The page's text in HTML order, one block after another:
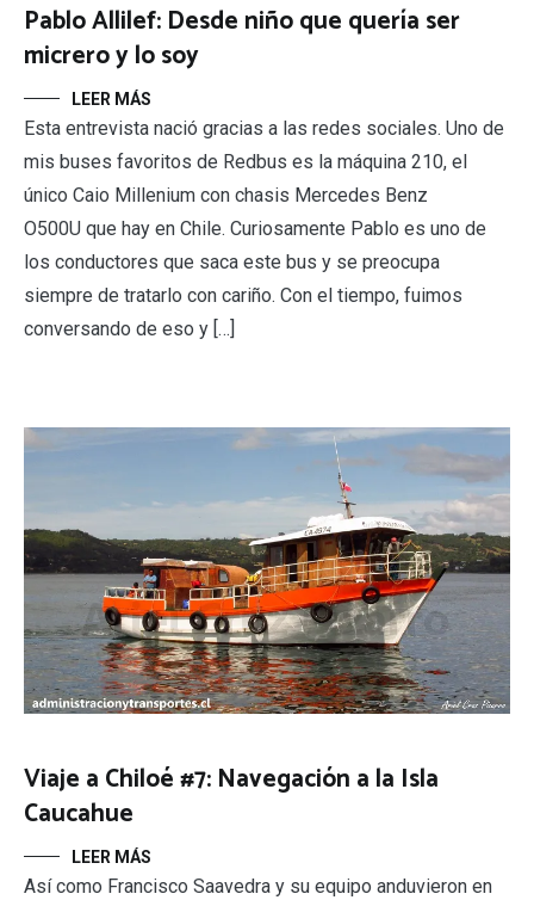
Pablo Allilef: Desde niño que quería ser
micrero y lo soy
LEER MÁS
Esta entrevista nació gracias a las redes sociales. Uno de
mis buses favoritos de Redbus es la máquina 210, el
único Caio Millenium con chasis Mercedes Benz
O500U que hay en Chile. Curiosamente Pablo es uno de
los conductores que saca este bus y se preocupa
siempre de tratarlo con cariño. Con el tiempo, fuimos
conversando de eso y […]
Viaje a Chiloé #7: Navegación a la Isla
Caucahue
LEER MÁS
Así como Francisco Saavedra y su equipo anduvieron en